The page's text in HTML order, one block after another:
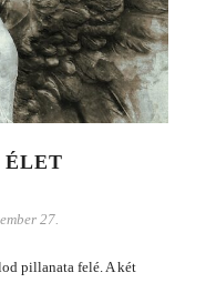
ÉLET
27.
pillanata felé. A két